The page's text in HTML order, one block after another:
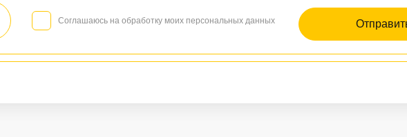
Соглашаюсь на обработку моих персональных данных